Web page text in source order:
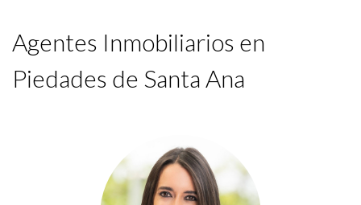
Agentes Inmobiliarios en
Piedades de Santa Ana